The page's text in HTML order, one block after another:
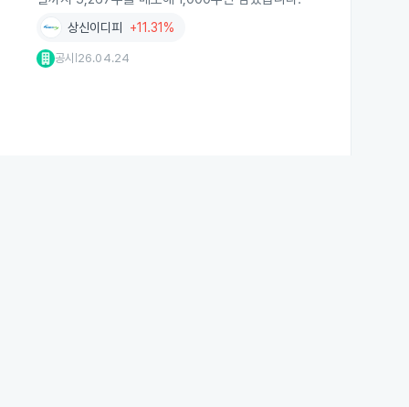
상신이디피 +11.31%
공시 26.04.24